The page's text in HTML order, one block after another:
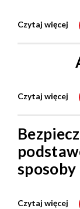
Czytaj więcej
Czytaj więcej
Czytaj więcej